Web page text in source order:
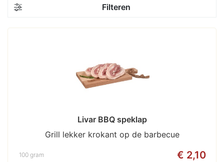
Filteren
Livar BBQ speklap
Grill lekker krokant op de barbecue
€ 2,10
100 gram